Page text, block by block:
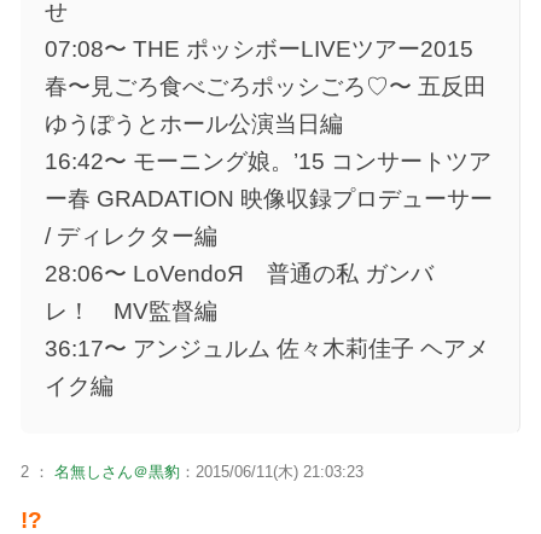
せ
07:08〜 THE ポッシボーLIVEツアー2015
春〜見ごろ食べごろポッシごろ♡〜 五反田
ゆうぽうとホール公演当日編
16:42〜 モーニング娘。’15 コンサートツア
ー春 GRADATION 映像収録プロデューサー
/ ディレクター編
28:06〜 LoVendoЯ 普通の私 ガンバ
レ！ MV監督編
36:17〜 アンジュルム 佐々木莉佳子 ヘアメ
イク編
2 ： 名無しさん＠黒豹 ：2015/06/11(木) 21:03:23
!?